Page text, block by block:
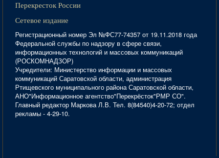
Перекресток России
Сетевое издание
Регистрационный номер Эл №ФС77-74357 от 19.11.2018 года
Федеральной службы по надзору в сфере связи,
информационных технологий и массовых коммуникаций
(РОСКОМНАДЗОР)
Учредители: Министерство информации и массовых
коммуникаций Саратовской области, администрация
Ртищевского муниципального района Саратовской области,
АНО"Информационное агентство"Перекрёсток"РМР СО".
Главный редактор Маркова Л.В. Тел. 8(84540)4-20-72; отдел
рекламы - 4-29-10.